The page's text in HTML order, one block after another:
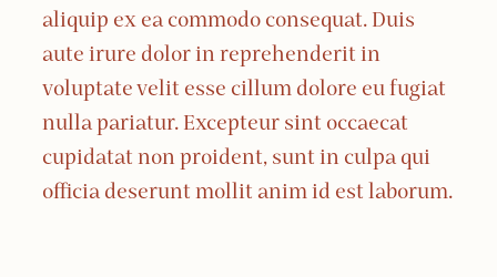
t
h
J
u
l
y
aliquip ex ea commodo consequat. Duis
aute irure dolor in reprehenderit in
voluptate velit esse cillum dolore eu fugiat
nulla pariatur. Excepteur sint occaecat
cupidatat non proident, sunt in culpa qui
officia deserunt mollit anim id est laborum.